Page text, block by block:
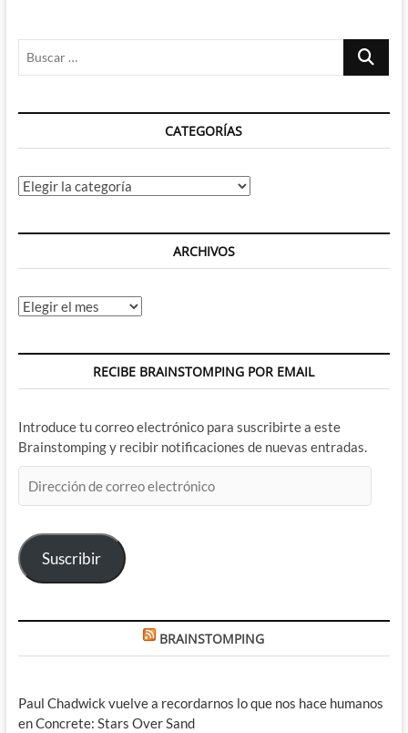
Buscar
CATEGORÍAS
Categorías
ARCHIVOS
Archivos
RECIBE BRAINSTOMPING POR EMAIL
Introduce tu correo electrónico para suscribirte a este
Brainstomping y recibir notificaciones de nuevas entradas.
de
electrónico
Suscribir
BRAINSTOMPING
Paul Chadwick vuelve a recordarnos lo que nos hace humanos
en Concrete: Stars Over Sand